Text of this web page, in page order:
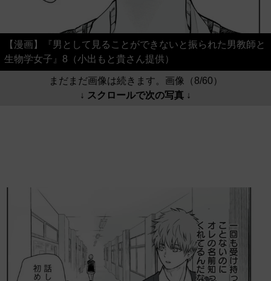
【漫画】『男として見ることができないと振られた男教師と
生物学女子』8（小出もと貴さん提供）
まだまだ画像は続きます。画像（8/60）
↓ スクロールで次の写真 ↓